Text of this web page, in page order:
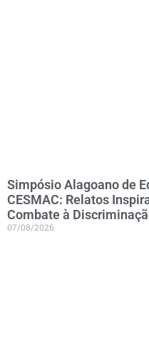
Simpósio Alagoano de
CESMAC: Relatos
Combate à
07/08/2026